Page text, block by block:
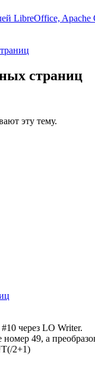
LibreOffice, Apache
страниц
эту тему.
через LO Writer.
49, а
2+1)